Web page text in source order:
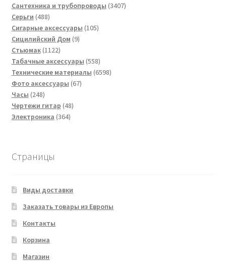
товаров
Сантехника и трубопроводы 34073407
Серьги 488488
товаров
Сигарные аксессуары 105105
Сицилийский Дом 99
Стьюмак 11221122
товара
Табачные аксессуары 558558
товаров
Технические материалы 65986598
Фото аксессуары 6767
Часы 248248
товаров
Чертежи гитар 4848
Электроника 364364
Страницы
Виды доставки
Заказать товары из Европы
Контакты
Корзина
Магазин